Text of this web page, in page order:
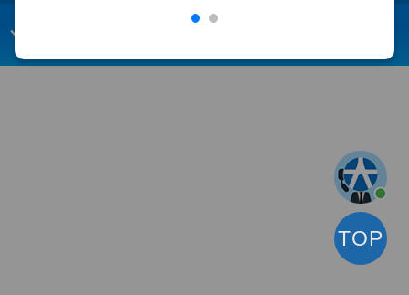
webmaster@yuanta.com
TOP